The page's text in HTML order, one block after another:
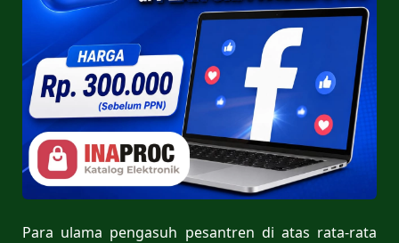
Para ulama pengasuh pesantren di atas rata-rata